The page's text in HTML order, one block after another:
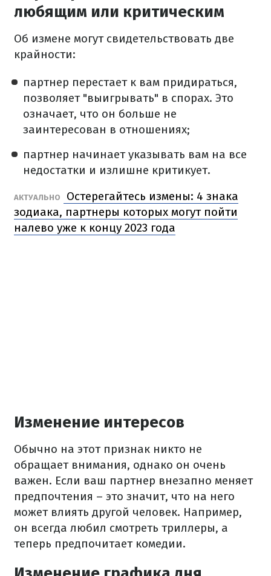
любящим или критическим
Об измене могут свидетельствовать две
крайности:
партнер перестает к вам придираться,
позволяет "выигрывать" в спорах. Это
означает, что он больше не
заинтересован в отношениях;
партнер начинает указывать вам на все
недостатки и излишне критикует.
АКТУАЛЬНО
Остерегайтесь измены: 4 знака
зодиака, партнеры которых могут пойти
налево уже к концу 2023 года
Изменение интересов
Обычно на этот признак никто не
обращает внимания, однако он очень
важен. Если ваш партнер внезапно меняет
предпочтения – это значит, что на него
может влиять другой человек. Например,
он всегда любил смотреть триллеры, а
теперь предпочитает комедии.